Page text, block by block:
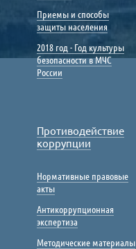
Приемы и способы
защиты населения
2018 год - Год культуры
безопасности в МЧС
России
Противодействие
коррупции
Нормативные правовые
акты
Антикоррупционная
экспертиза
Методические материалы